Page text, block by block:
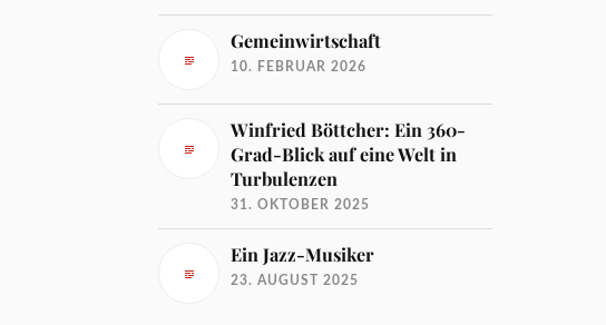
Gemeinwirtschaft
10. FEBRUAR 2026
Winfried Böttcher: Ein 360-
Grad-Blick auf eine Welt in
Turbulenzen
31. OKTOBER 2025
Ein Jazz-Musiker
23. AUGUST 2025